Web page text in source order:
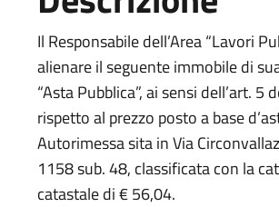
Il Responsabile dell’Area “Lavori
alienare il seguente immobile di
“Asta Pubblica”, ai sensi dell’art.
rispetto al prezzo posto a base
Autorimessa sita in Via
1158 sub. 48, classificata con la
catastale di € 56,04.